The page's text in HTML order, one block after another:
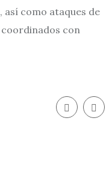
así como ataques de
con